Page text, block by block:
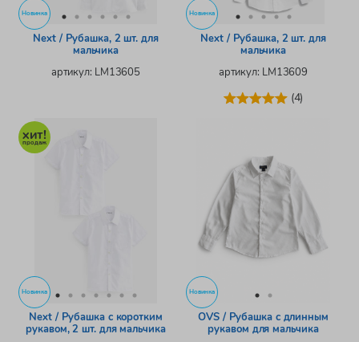
Новинка
Next / Рубашка, 2 шт. для
мальчика
артикул: LM13605
Новинка
Next / Рубашка, 2 шт. для
мальчика
артикул: LM13609
(4)
Новинка
Next / Рубашка с коротким
рукавом, 2 шт. для мальчика
Новинка
OVS / Рубашка с длинным
рукавом для мальчика